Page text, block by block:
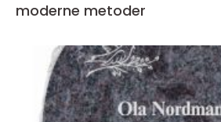
moderne metoder